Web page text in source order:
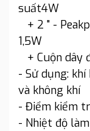
suất4W
+ 2 " -
1,5W
+ Cuộn dây
- Sử dụng:
và không khí
- Điểm kiểm
- Nhiệt độ